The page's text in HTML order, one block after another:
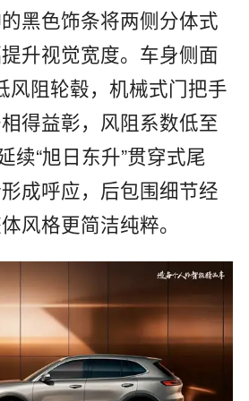
黑色饰条将两侧分体式
升视觉宽度。车身侧面
风阻轮毂，机械式门把手
得益彰，风阻系数低至
续“旭日东升”贯穿式尾
成呼应，后包围细节经
风格更简洁纯粹。